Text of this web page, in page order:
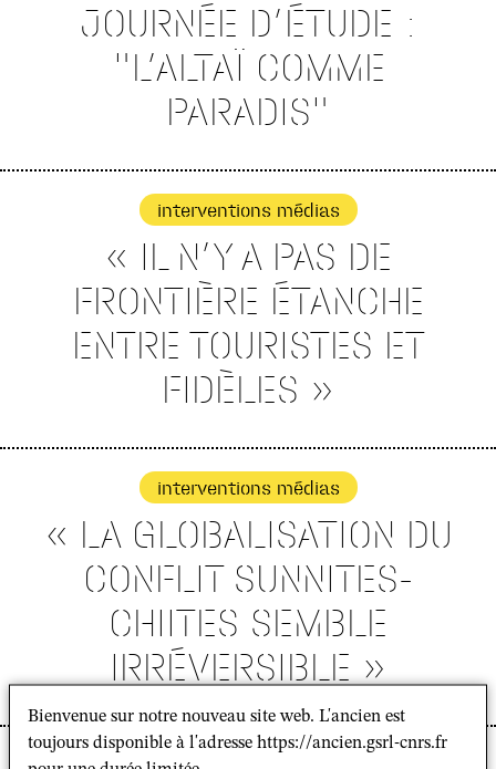
JOURNÉE D’ÉTUDE :
"L’ALTAÏ COMME
PARADIS"
interventions médias
« IL N’Y A PAS DE
FRONTIÈRE ÉTANCHE
ENTRE TOURISTES ET
FIDÈLES »
interventions médias
« LA GLOBALISATION DU
CONFLIT SUNNITES-
CHIITES SEMBLE
IRRÉVERSIBLE »
Bienvenue sur notre nouveau site web. L'ancien est
toujours disponible à l'adresse https://ancien.gsrl-cnrs.fr